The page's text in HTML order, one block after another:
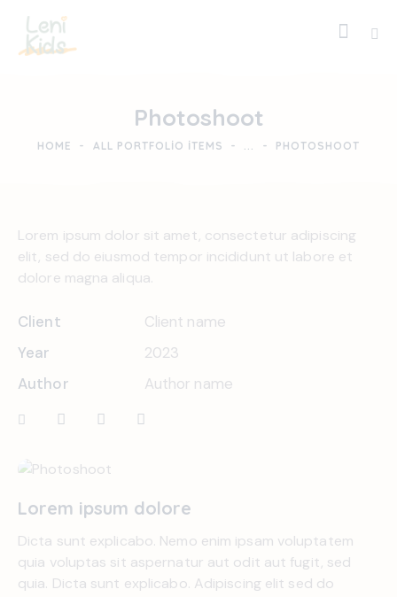
Photoshoot
HOME ALL PORTFOLIO ITEMS ... PHOTOSHOOT
Lorem ipsum dolor sit amet, consectetur adipiscing
elit, sed do eiusmod tempor incididunt ut labore et
dolore magna aliqua.
Client
Client name
Year
2023
Author
Author name
Lorem ipsum dolore
Dicta sunt explicabo. Nemo enim ipsam voluptatem
quia voluptas sit aspernatur aut odit aut fugit, sed
quia. Dicta sunt explicabo. Adipiscing elit sed do